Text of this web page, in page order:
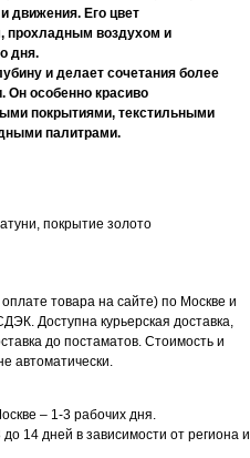
движения. Его цвет
прохладным воздухом и
дня.
и делает сочетания более
особенно красиво
покрытиями, текстильными
палитрами.
покрытие золото
товара на сайте) по Москве и
Доступна курьерская доставка,
до постаматов. Стоимость и
автоматически.
– 1-3 рабочих дня.
14 дней в зависимости от региона и